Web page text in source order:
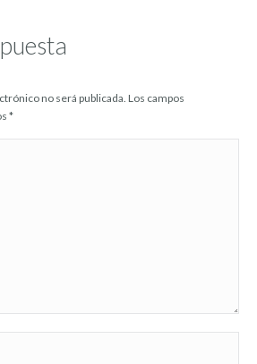
no será publicada. Los campos
*